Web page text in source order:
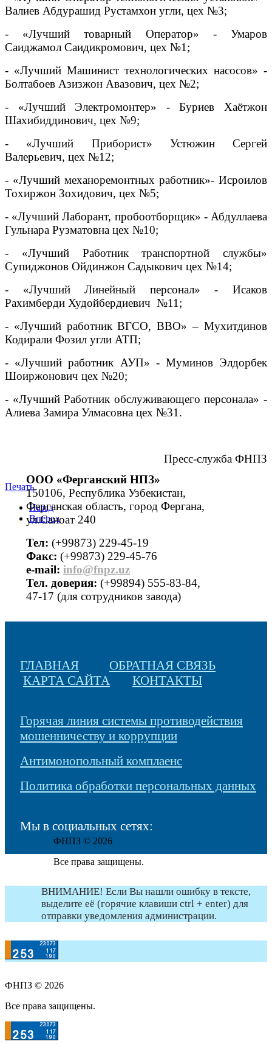
Валиев Абдурашид Рустамхон угли, цех №3;
- «Лучший товарный Оператор» - Умаров
Саиджамол Саидикромович, цех №1;
- «Лучший Машинист технологических насосов» -
Болтабоев Азизжон Авазович, цех №2;
- «Лучший Электромонтер» - Буриев Хаётжон
Шахибиддинович, цех №9;
- «Лучший Приборист» Устюжин Сергей
Валерьевич, цех №12;
- «Лучший механоремонтных работник»- Исроилов
Тохиржон Зохидович, цех №5;
- «Лучший Лаборант, пробоотборщик» - Абдуллаева
Гульнара Рузматовна цех №10;
- «Лучший Работник транспортной службы»
Супиджонов Ойдинжон Садыкович цех №14;
- «Лучший Линейный персонал» - Исаков
Рахимберди Худойбердиевич №11;
- «Лучший работник ВГСО, ВВО» – Мухитдинов
Кодирали Фозил угли АТП;
- «Лучший работник АУП» - Муминов Элдорбек
Шоиржонович цех №20;
- «Лучший Работник обслуживающего персонала» -
Алиева Замира Улмасовна цех №31.
Пресс-служба ФНПЗ
Печать
Назад
Вперед
ООО «Ферганский НПЗ»
150106, Республика Узбекистан,
Ферганская область, город Фергана,
ул.Саноат 240
Тел: (+99873) 229-45-19
Факс: (+99873) 229-45-76
е-mail: info@fnpz.uz
Тел. доверия: (+99894) 555-83-84,
47-17 (для сотрудников завода)
ГЛАВНАЯ
ОБРАТНАЯ СВЯЗЬ
КАРТА САЙТА
КОНТАКТЫ
Горячая линия системы противодействия
мошенничеству и коррупции
Антимонопольный комплаенс
Политика обработки персональных данных
Мы в социальных сетях:
ФНПЗ © 2026
Все права защищены.
ВНИМАНИЕ! Если Вы нашли ошибку в тексте,
выделите её (горячие клавиши ctrl + enter) для
отправки уведомления администрации.
ФНПЗ © 2026
Все права защищены.